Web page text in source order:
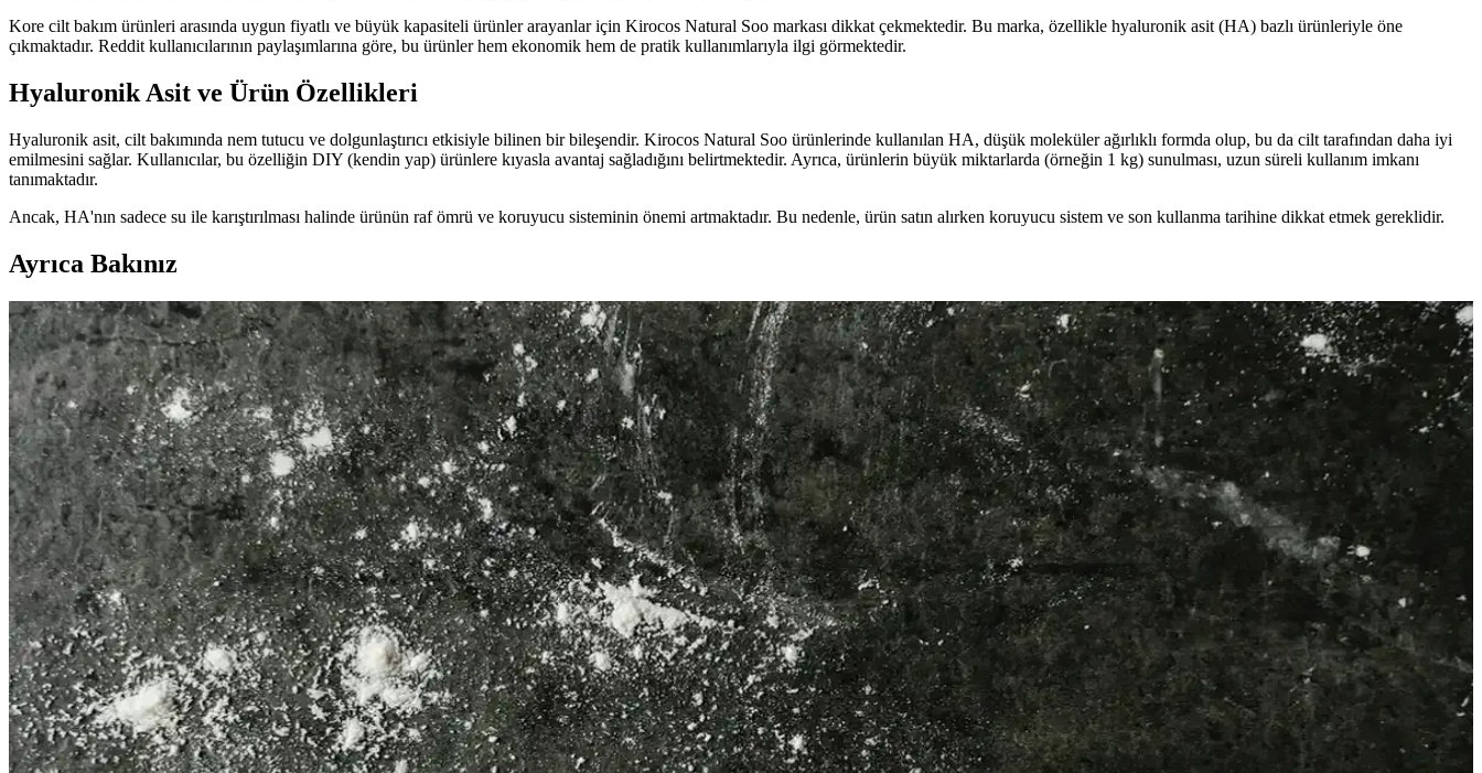
Kore cilt bakım ürünleri arasında uygun fiyatlı ve büyük kapasiteli ürünler arayanlar için Kirocos Natural Soo markası dikkat çekmektedir. Bu marka, özellikle hyaluronik asit (HA) bazlı ürünleriyle öne
çıkmaktadır. Reddit kullanıcılarının paylaşımlarına göre, bu ürünler hem ekonomik hem de pratik kullanımlarıyla ilgi görmektedir.
Hyaluronik Asit ve Ürün Özellikleri
Hyaluronik asit, cilt bakımında nem tutucu ve dolgunlaştırıcı etkisiyle bilinen bir bileşendir. Kirocos Natural Soo ürünlerinde kullanılan HA, düşük moleküler ağırlıklı formda olup, bu da cilt tarafından daha iyi
emilmesini sağlar. Kullanıcılar, bu özelliğin DIY (kendin yap) ürünlere kıyasla avantaj sağladığını belirtmektedir. Ayrıca, ürünlerin büyük miktarlarda (örneğin 1 kg) sunulması, uzun süreli kullanım imkanı
tanımaktadır.
Ancak, HA'nın sadece su ile karıştırılması halinde ürünün raf ömrü ve koruyucu sisteminin önemi artmaktadır. Bu nedenle, ürün satın alırken koruyucu sistem ve son kullanma tarihine dikkat etmek gereklidir.
Ayrıca Bakınız
Yenilikçi C Vitamini Serumu: Güncel Trendler ve Cilt Bakımında Kullanım İpuçları
Yenilikçi C vitamini serumu, stabil formülleri ve etkili içerikleriyle cilt sağlığını destekler, yaşlanma belirtilerini azaltır ve cilt tonunu eşitler.
Kuru ve Sert Saçlar İçin Nemlendirici Bakım Ürünleri Rehberi
Kuru ve sert saçlar için uygun nemlendirici ürünler, saçın nem dengesini sağlar, kırılmayı önler ve parlaklık kazandırır. Doğru ürün seçimi ve düzenli kullanım ile saç sağlığınızı koruyun.
Hassas Ciltler İçin Yaşlanma Karşıtı Nemlendirici Seçimi ve Kullanım İpuçları
Hassas ciltler için yaşlanma karşıtı nemlendiricilerin özellikleri, içerikleri ve doğru kullanım ipuçlarıyla cilt sağlığını koruma rehberi.
CeraVe Göz Onarıcı Krem: Hassas Ciltler İçin Güvenilir ve Etkili Bakım
CeraVe göz onarıcı krem, hassas ciltlere uygun içerikleriyle cilt bariyerini güçlendirir, nem sağlar ve çevresel faktörlere karşı korur. Dermatolojik olarak test edilmiştir ve güvenle kullanılabilir.
Göz Çevresi Bakımı ve Göz Altı Kremlerinin Etkili Kullanım Yöntemleri
Göz çevresi, hassas cilt yapısı nedeniyle özen ister. Nemlendirici ve yaşlanma karşıtı içeriklerle desteklenen göz altı kremleri, düzenli kullanım ve doğru tekniklerle göz çevresinin sağlığını korur.
Doğal Parlaklık İçin Cilt Yenileme Setleri ve Güncel Bakım Yöntemleri